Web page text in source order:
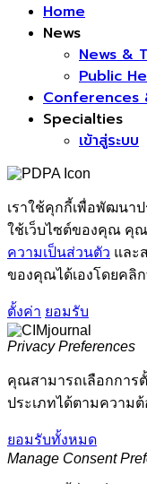
Home
News
News &
Public
Conferences
Specialties
เข้าสู่ระบบ
เราใช้คุกกี้เพื่อพัฒนา
ใช้เว็บไซต์ของคุณ คุ
ความเป็นส่วนตัว และ
ของคุณได้เองโดยคลิ
ตั้งค่า ยอมรับ
Privacy Preferences
คุณสามารถเลือกการ
ประเภทได้ตามความต้
ยอมรับทั้งหมด
Manage Consent